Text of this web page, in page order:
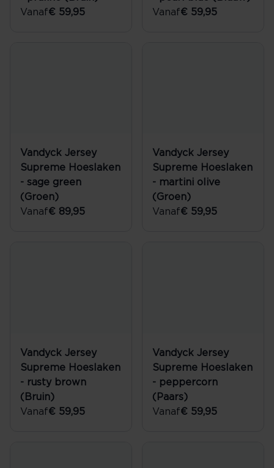
Vanaf€ 59,95
Vanaf€ 59,95
Vandyck Jersey
Supreme Hoeslaken
- sage green
(Groen)
Vanaf€ 89,95
Vandyck Jersey
Supreme Hoeslaken
- martini olive
(Groen)
Vanaf€ 59,95
Vandyck Jersey
Supreme Hoeslaken
- rusty brown
(Bruin)
Vanaf€ 59,95
Vandyck Jersey
Supreme Hoeslaken
- peppercorn
(Paars)
Vanaf€ 59,95